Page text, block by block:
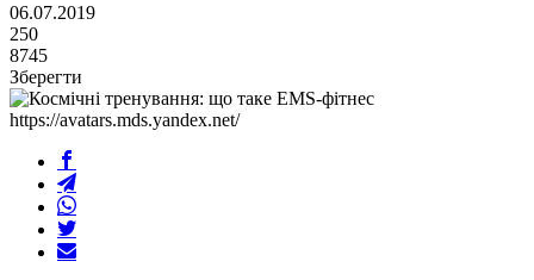
06.07.2019
250
8745
Зберегти
https://avatars.mds.yandex.net/